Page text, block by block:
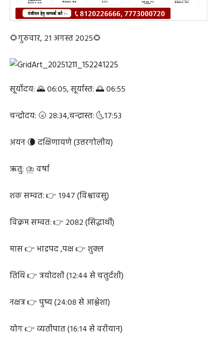
🌻गुरुवार, २१ अगस्त २०२५🌻
सूर्योदय: 🌄 ०६:०५, सूर्यास्त: 🌅 ०६:५५
चन्द्रोदय: 🌝 २८:३४,चन्द्रास्त: 🌜१७:५३
अयन 🌘 दक्षिणायणे (उत्तरगोलीय)
ऋतु: ⛈️ वर्षा
शक सम्वत: 👉 १९४७ (विश्वावसु)
विक्रम सम्वत: 👉 २०८२ (सिद्धार्थी)
मास 👉 भाद्रपद ,पक्ष 👉 शुक्ल
तिथि 👉 त्रयोदशी (१२:४४ से चतुर्दशी)
नक्षत्र 👉 पुष्य (२४:०८ से आश्लेशा)
योग 👉 व्यतीपात (१६:१४ से वरीयान)